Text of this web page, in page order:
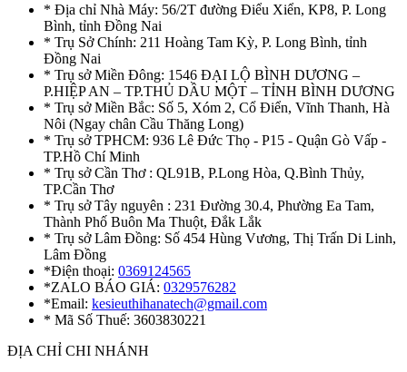
* Địa chỉ Nhà Máy: 56/2T đường Điểu Xiển, KP8, P. Long
Bình, tỉnh Đồng Nai
* Trụ Sở Chính: 211 Hoàng Tam Kỳ, P. Long Bình, tỉnh
Đồng Nai
* Trụ sở Miền Đông: 1546 ĐẠI LỘ BÌNH DƯƠNG –
P.HIỆP AN – TP.THỦ DẦU MỘT – TỈNH BÌNH DƯƠNG
* Trụ sở Miền Bắc: Số 5, Xóm 2, Cổ Điển, Vĩnh Thanh, Hà
Nôi (Ngay chân Cầu Thăng Long)
* Trụ sở TPHCM: 936 Lê Đức Thọ - P15 - Quận Gò Vấp -
TP.Hồ Chí Minh
* Trụ sở Cần Thơ : QL91B, P.Long Hòa, Q.Bình Thủy,
TP.Cần Thơ
* Trụ sở Tây nguyên : 231 Đường 30.4, Phường Ea Tam,
Thành Phố Buôn Ma Thuột, Đắk Lắk
* Trụ sở Lâm Đồng: Số 454 Hùng Vương, Thị Trấn Di Linh,
Lâm Đồng
*Điện thoại: 0369124565
*ZALO BÁO GIÁ: 0329576282
*Email: kesieuthihanatech@gmail.com
* Mã Số Thuế: 3603830221
ĐỊA CHỈ CHI NHÁNH